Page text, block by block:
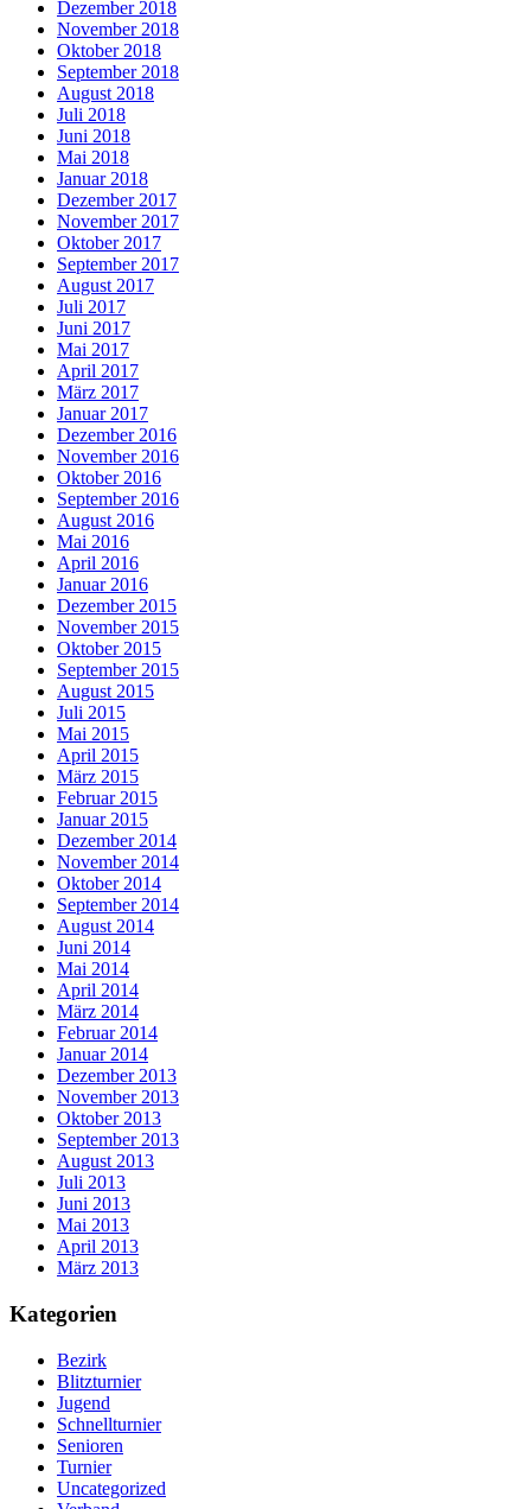
Dezember 2018
November 2018
Oktober 2018
September 2018
August 2018
Juli 2018
Juni 2018
Mai 2018
Januar 2018
Dezember 2017
November 2017
Oktober 2017
September 2017
August 2017
Juli 2017
Juni 2017
Mai 2017
April 2017
März 2017
Januar 2017
Dezember 2016
November 2016
Oktober 2016
September 2016
August 2016
Mai 2016
April 2016
Januar 2016
Dezember 2015
November 2015
Oktober 2015
September 2015
August 2015
Juli 2015
Mai 2015
April 2015
März 2015
Februar 2015
Januar 2015
Dezember 2014
November 2014
Oktober 2014
September 2014
August 2014
Juni 2014
Mai 2014
April 2014
März 2014
Februar 2014
Januar 2014
Dezember 2013
November 2013
Oktober 2013
September 2013
August 2013
Juli 2013
Juni 2013
Mai 2013
April 2013
März 2013
Kategorien
Bezirk
Blitzturnier
Jugend
Schnellturnier
Senioren
Turnier
Uncategorized